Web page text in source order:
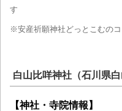
す
※安産祈願神社どっとこむの
白山比咩神社（石川県白
【神社・寺院情報】